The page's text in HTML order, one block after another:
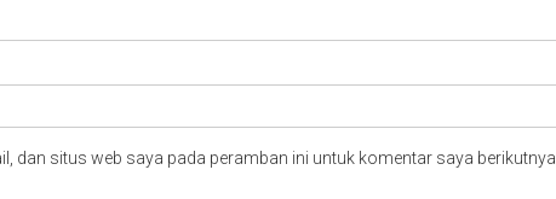
dan situs web saya pada peramban ini untuk komentar saya berikutnya.